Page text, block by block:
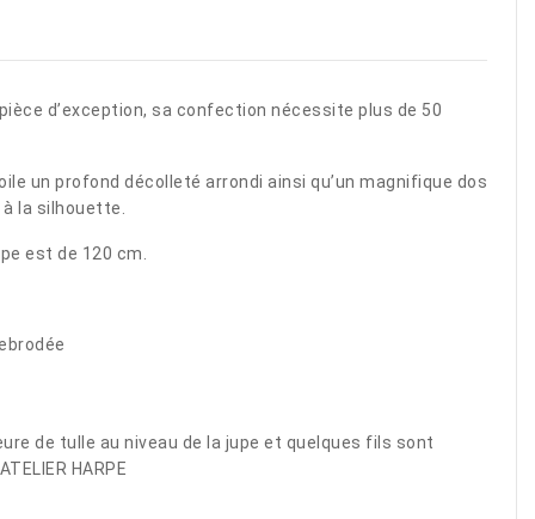
d’exception, sa confection nécessite plus de 50
un profond décolleté arrondi ainsi qu’un magnifique dos
la silhouette.
est de 120 cm.
de tulle au niveau de la jupe et quelques fils sont
HARPE